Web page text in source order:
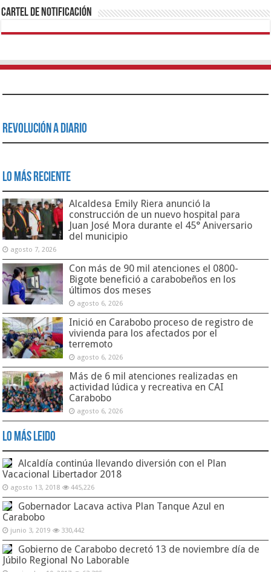
Cartel de Notificación
Revolución a Diario
Lo Más Reciente
Alcaldesa Emily Riera anunció la
construcción de un nuevo hospital para
Juan José Mora durante el 45° Aniversario
del municipio
agosto 7, 2026
Con más de 90 mil atenciones el 0800-
Bigote benefició a carabobeños en los
últimos dos meses
agosto 6, 2026
Inició en Carabobo proceso de registro de
vivienda para los afectados por el
terremoto
agosto 6, 2026
Más de 6 mil atenciones realizadas en
actividad lúdica y recreativa en CAI
Carabobo
agosto 6, 2026
Lo Más Leido
Alcaldía continúa llevando diversión con el Plan
Vacacional Libertador 2018
agosto 13, 2018 445,226
Gobernador Lacava activa Plan Tanque Azul en
Carabobo
junio 3, 2019 330,442
Gobierno de Carabobo decretó 13 de noviembre día de
Júbilo Regional No Laborable